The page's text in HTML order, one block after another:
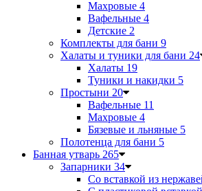
Махровые 4
Вафельные 4
Детские 2
Комплекты для бани 9
Халаты и туники для бани 24
Халаты 19
Туники и накидки 5
Простыни 20
Вафельные 11
Махровые 4
Бязевые и льняные 5
Полотенца для бани 5
Банная утварь 265
Запарники 34
Со вставкой из